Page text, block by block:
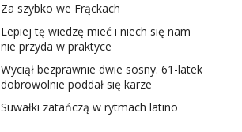
Za szybko we Frąckach
Lepiej tę wiedzę mieć i niech się nam
nie przyda w praktyce
Wyciął bezprawnie dwie sosny. 61-latek
dobrowolnie poddał się karze
Suwałki zatańczą w rytmach latino